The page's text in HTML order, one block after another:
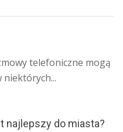
telefoniczne mogą
niektórych...
najlepszy do miasta?